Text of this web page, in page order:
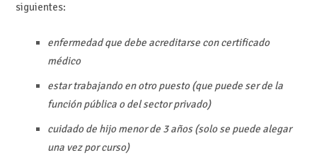
siguientes:
enfermedad que debe acreditarse con certificado
médico
estar trabajando en otro puesto (que puede ser de la
función pública o del sector privado)
cuidado de hijo menor de 3 años (solo se puede alegar
una vez por curso)